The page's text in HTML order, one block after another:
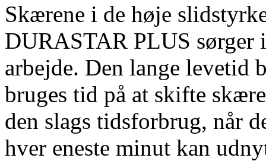
Skærene i de høje
DURASTAR PLUS sørger
arbejde. Den lange levetid
bruges tid på at skifte
den slags tidsforbrug, når
hver eneste minut kan